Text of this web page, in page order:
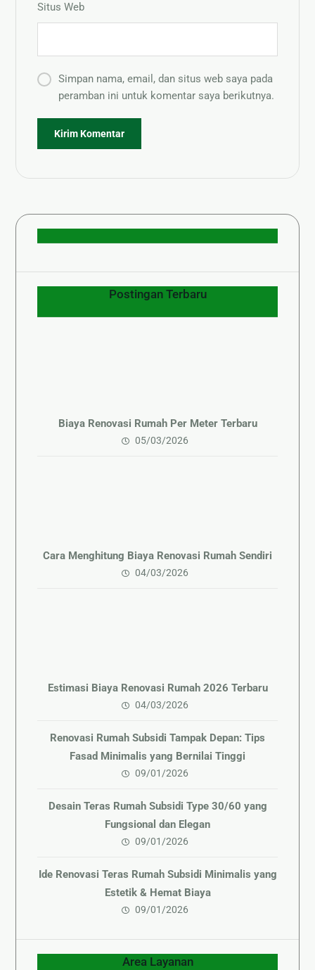
Situs Web
Simpan nama, email, dan situs web saya pada
peramban ini untuk komentar saya berikutnya.
Postingan Terbaru
Biaya Renovasi Rumah Per Meter Terbaru
05/03/2026
Cara Menghitung Biaya Renovasi Rumah Sendiri
04/03/2026
Estimasi Biaya Renovasi Rumah 2026 Terbaru
04/03/2026
Renovasi Rumah Subsidi Tampak Depan: Tips
Fasad Minimalis yang Bernilai Tinggi
09/01/2026
Desain Teras Rumah Subsidi Type 30/60 yang
Fungsional dan Elegan
09/01/2026
Ide Renovasi Teras Rumah Subsidi Minimalis yang
Estetik & Hemat Biaya
09/01/2026
Area Layanan